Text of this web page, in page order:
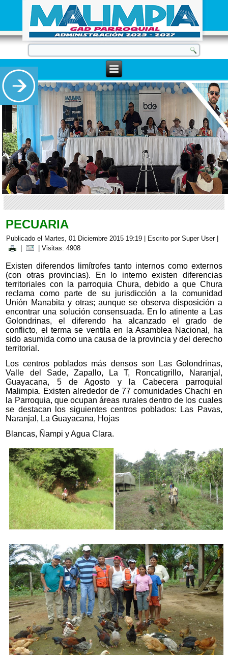
PECUARIA
Publicado el Martes, 01 Diciembre 2015 19:19 Escrito por Super User|
| Visitas: 4908
Existen diferendos limítrofes tanto internos como externos
(con otras provincias). En lo interno existen diferencias
territoriales con la parroquia Chura, debido a que Chura
reclama como parte de su jurisdicción a la comunidad
Unión Manabita y otras; aunque se observa disposición a
encontrar una solución consensuada. En lo atinente a Las
Golondrinas, el diferendo ha alcanzado el grado de
conflicto, el terma se ventila en la Asamblea Nacional, ha
sido asumida como una causa de la provincia y del derecho
territorial.
Los centros poblados más densos son Las Golondrinas,
Valle del Sade, Zapallo, La T, Roncatigrillo, Naranjal,
Guayacana, 5 de Agosto y la Cabecera parroquial
Malimpia. Existen alrededor de 77 comunidades Chachi en
la Parroquia, que ocupan áreas rurales dentro de los cuales
se destacan los siguientes centros poblados: Las Pavas,
Naranjal, La Guayacana, Hojas
Blancas, Ñampi y Agua Clara.